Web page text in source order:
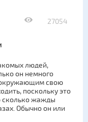
27054
людей,
он немного
свою
поскольку это
сколько жажды
Обычно он или